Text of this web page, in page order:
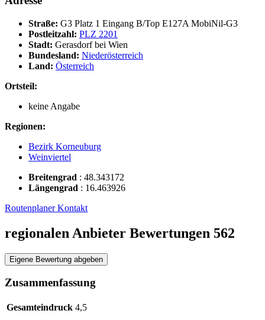
Straße: G3 Platz 1 Eingang B/Top E127A MobiNil-G3
Postleitzahl: PLZ 2201
Stadt: Gerasdorf bei Wien
Bundesland: Niederösterreich
Land: Österreich
Ortsteil:
keine Angabe
Regionen:
Bezirk Korneuburg
Weinviertel
Breitengrad : 48.343172
Längengrad : 16.463926
RoutenplanerKontakt
regionalen Anbieter Bewertungen 562
Eigene Bewertung abgeben
Zusammenfassung
Gesamteindruck 4,5